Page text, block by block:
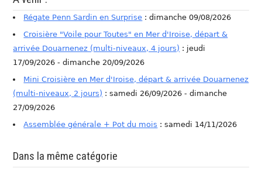
Régate Penn Sardin en Surprise : dimanche 09/08/2026
Croisière "Voile pour Toutes" en Mer d'Iroise, départ &
arrivée Douarnenez (multi-niveaux, 4 jours) : jeudi
17/09/2026 - dimanche 20/09/2026
Mini Croisière en Mer d'Iroise, départ & arrivée Douarnenez
(multi-niveaux, 2 jours) : samedi 26/09/2026 - dimanche
27/09/2026
Assemblée générale + Pot du mois : samedi 14/11/2026
Dans la même catégorie